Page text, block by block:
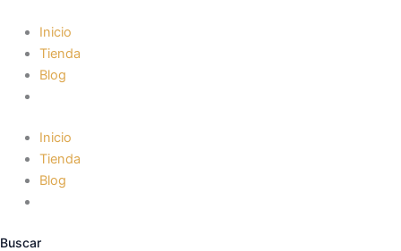
contenido
Inicio
Tienda
Blog
Inicio
Tienda
Blog
Buscar